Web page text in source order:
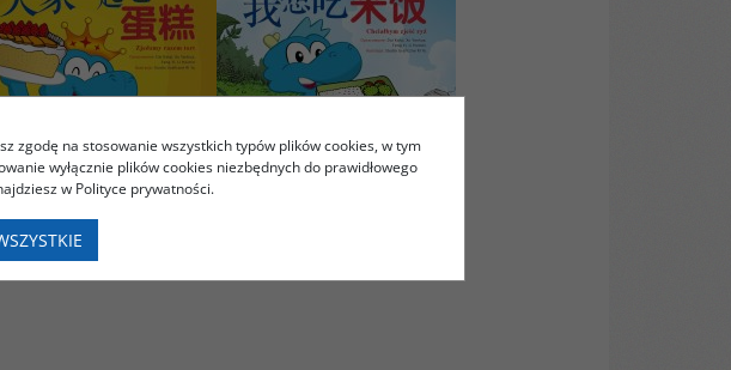
zgodę na stosowanie wszystkich typów plików cookies, w tym
wyłącznie plików cookies niezbędnych do prawidłowego
w Polityce prywatności.